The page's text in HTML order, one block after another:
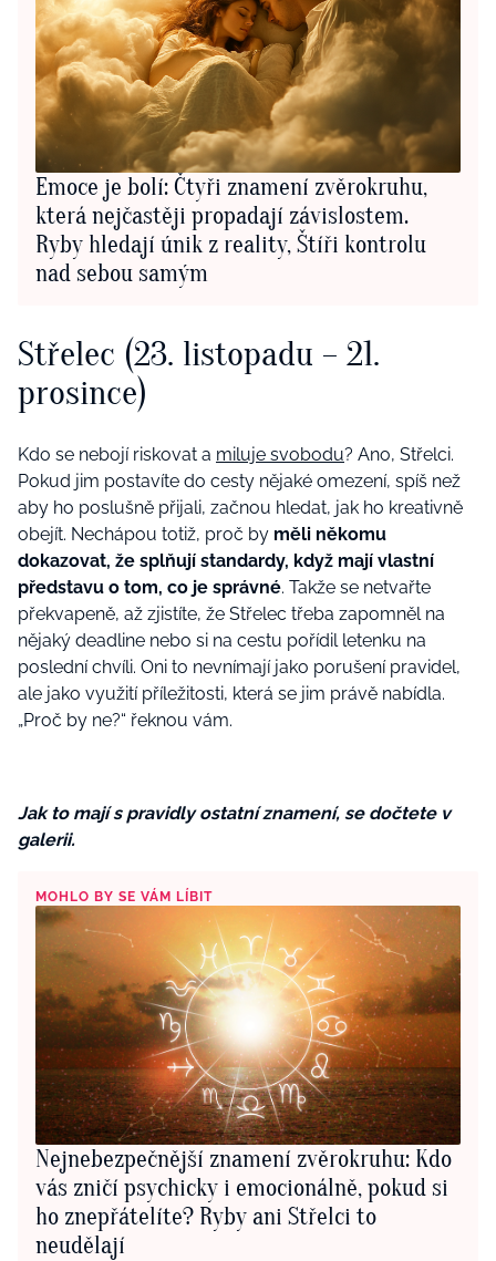
Emoce je bolí: Čtyři znamení zvěrokruhu,
která nejčastěji propadají závislostem.
Ryby hledají únik z reality, Štíři kontrolu
nad sebou samým
Střelec (23. listopadu – 21.
prosince)
Kdo se nebojí riskovat a miluje svobodu? Ano, Střelci.
Pokud jim postavíte do cesty nějaké omezení, spíš než
aby ho poslušně přijali, začnou hledat, jak ho kreativně
obejít. Nechápou totiž, proč by měli někomu
dokazovat, že splňují standardy, když mají vlastní
představu o tom, co je správné. Takže se netvařte
překvapeně, až zjistíte, že Střelec třeba zapomněl na
nějaký deadline nebo si na cestu pořídil letenku na
poslední chvíli. Oni to nevnímají jako porušení pravidel,
ale jako využití příležitosti, která se jim právě nabídla.
„Proč by ne?“ řeknou vám.
Jak to mají s pravidly ostatní znamení, se dočtete v
galerii.
MOHLO BY SE VÁM LÍBIT
Nejnebezpečnější znamení zvěrokruhu: Kdo
vás zničí psychicky i emocionálně, pokud si
ho znepřátelíte? Ryby ani Střelci to
neudělají